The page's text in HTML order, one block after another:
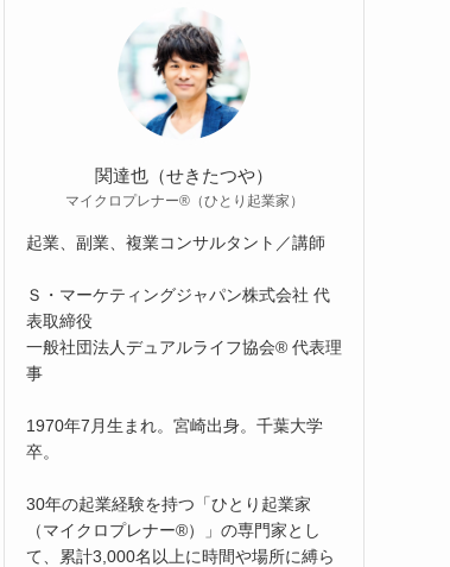
関達也（せきたつや）
マイクロプレナー®（ひとり起業家）
起業、副業、複業コンサルタント／講師
Ｓ・マーケティングジャパン株式会社 代
表取締役
一般社団法人デュアルライフ協会® 代表理
事
1970年7月生まれ。宮崎出身。千葉大学
卒。
30年の起業経験を持つ「ひとり起業家
（マイクロプレナー®）」の専門家とし
て、累計3,000名以上に時間や場所に縛ら